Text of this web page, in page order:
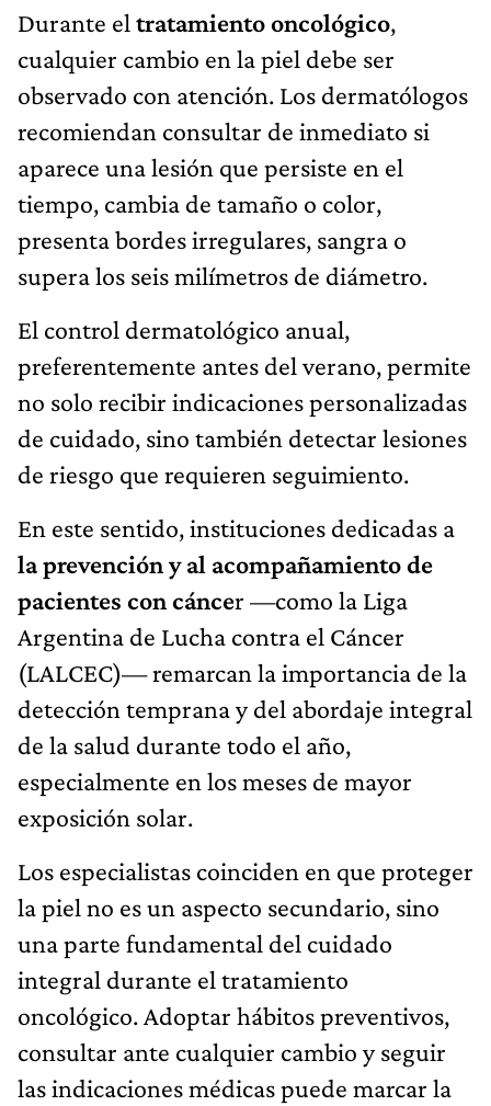
Durante el tratamiento oncológico,
cualquier cambio en la piel debe ser
observado con atención. Los dermatólogos
recomiendan consultar de inmediato si
aparece una lesión que persiste en el
tiempo, cambia de tamaño o color,
presenta bordes irregulares, sangra o
supera los seis milímetros de diámetro.
El control dermatológico anual,
preferentemente antes del verano, permite
no solo recibir indicaciones personalizadas
de cuidado, sino también detectar lesiones
de riesgo que requieren seguimiento.
En este sentido, instituciones dedicadas a
la prevención y al acompañamiento de
pacientes con cáncer —como la Liga
Argentina de Lucha contra el Cáncer
(LALCEC)— remarcan la importancia de la
detección temprana y del abordaje integral
de la salud durante todo el año,
especialmente en los meses de mayor
exposición solar.
Los especialistas coinciden en que proteger
la piel no es un aspecto secundario, sino
una parte fundamental del cuidado
integral durante el tratamiento
oncológico. Adoptar hábitos preventivos,
consultar ante cualquier cambio y seguir
las indicaciones médicas puede marcar la